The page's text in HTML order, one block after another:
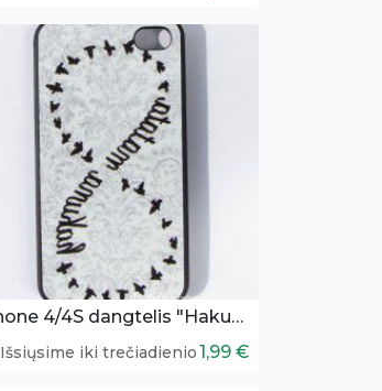
iPhone 4/4S dangtelis "Hakuna Matata"
Išsiųsime iki trečiadienio1,99 €